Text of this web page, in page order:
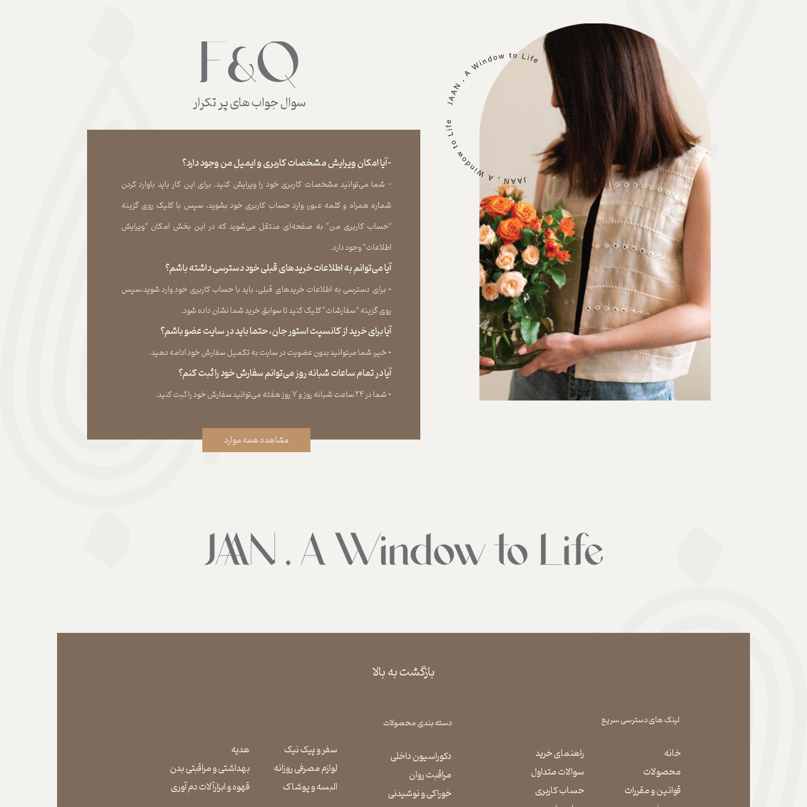
سوال جواب های پر تکرار
-آیا امکان ویرایش مشخصات کاربری و ایمیل من وجود دارد؟
- شما می‏‌توانید مشخصات کاربری خود را ویرایش کنید. برای این کار باید باوارد کردن
شماره همراه و کلمه عبور، وارد حساب کاربری خود بشوید، سپس با کلیک روی گزینه
“حساب کاربری من” به صفحه‏‌ای منتقل می‏‌شوید که در این بخش امکان “ویرایش
اطلاعات” وجود دارد.​​​​​​​
آیا می‌‏توانم به اطلاعات خریدهای قبلی خود دسترسی داشته باشم؟
​​​​​​​- برای دسترسی به اطلاعات خریدهای قبلی، باید با حساب کاربری خود وارد شوید،سپس
روی گزینه “سفارشات” کلیک کنید تا سوابق خرید شما نشان داده ‏شود.​​​​​​​
آیا برای خرید از کانسپت استور جان، حتما باید در سایت عضو باشم؟
​​​​​​​- خیر، شما میتوانید بدون عضویت در سایت به تکمیل سفارش خود ادامه دهید.​​​​​​​
آیا در تمام ساعات شبانه روز می‌توانم سفارش خود را ثبت کنم؟
​​​​​​​​​​​​​​- شما در ۲۴ ساعت شبانه روز و ۷ روز هفته می‌‏توانید سفارش خود را ثبت کنید.
مشاهده همه موارد
بازگشت به بالا
لینک های دسترسی سریع دسته بندی محصولات
خانه
محصولات
قوانین و مقررات
راهنمای خرید
سوالات متداول
حساب کاربری
دکوراسیون داخلی
مراقبت روان
​​​​​​​خوراکی و نوشیدنی
سفر و پیک نیک
لوازم مصرفی روزانه
​​​​​​​البسه و پوشاک
هدیه
بهداشتی و مراقبتی بدن
​​​​​​​قهوه و ابزارآلات دم آوری